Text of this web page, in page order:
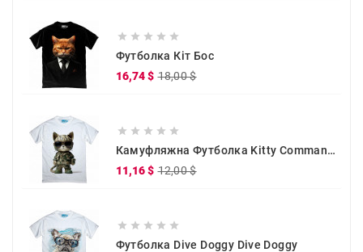
    
Футболка Кіт Бос
16,74 $ 18,00 $
    
Камуфляжна Футболка Kitty Commander
11,16 $ 12,00 $
    
Футболка Dive Doggy Dive Doggy